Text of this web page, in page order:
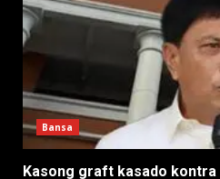
Bansa
Kasong graft kasado